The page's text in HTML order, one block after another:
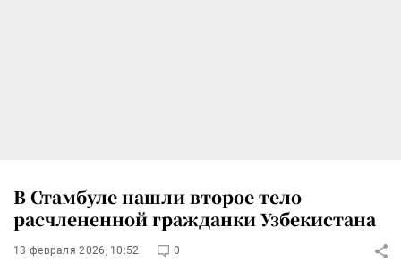
В Стамбуле нашли второе тело
расчлененной гражданки Узбекистана
13 февраля 2026, 10:52 0